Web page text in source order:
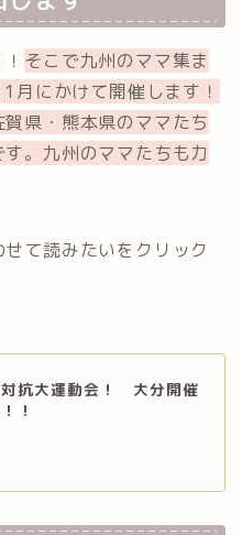
そこで九州のママ集ま
月にかけて開催します！
県・熊本県のママたち
。九州のママたちも力
て読みたいをクリック
抗大運動会！ 大分開催
！